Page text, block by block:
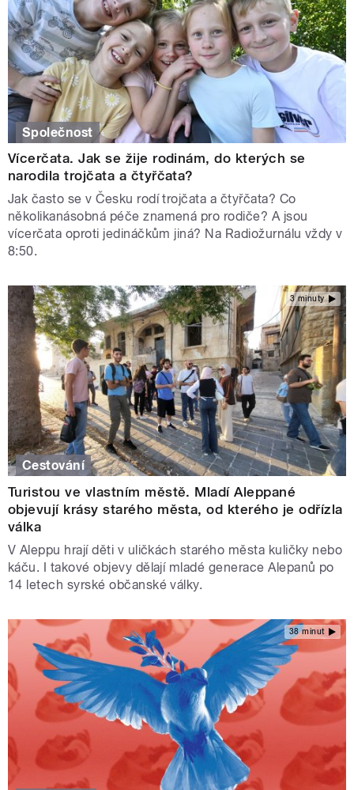
Společnost
Vícerčata. Jak se žije rodinám, do kterých se
narodila trojčata a čtyřčata?
Jak často se v Česku rodí trojčata a čtyřčata? Co
několikanásobná péče znamená pro rodiče? A jsou
vícerčata oproti jedináčkům jiná? Na Radiožurnálu vždy v
8:50.
3 minuty
Cestování
Turistou ve vlastním městě. Mladí Aleppané
objevují krásy starého města, od kterého je odřízla
válka
V Aleppu hrají děti v uličkách starého města kuličky nebo
káču. I takové objevy dělají mladé generace Alepanů po
14 letech syrské občanské války.
38 minut